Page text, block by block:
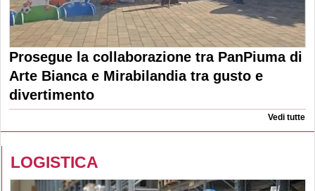
Prosegue la collaborazione tra PanPiuma di
Arte Bianca e Mirabilandia tra gusto e
divertimento
Vedi tutte
LOGISTICA